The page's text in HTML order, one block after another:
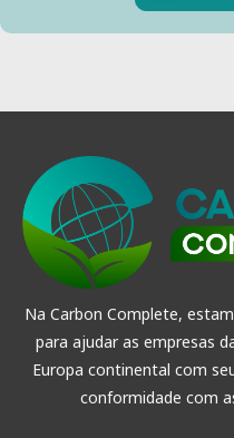
n
a
t
a
Na Carbon Complete,
para ajudar as empresas
Europa continental com
conformidade com